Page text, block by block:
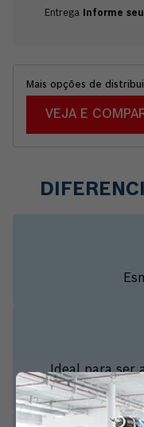
Entrega Informe
Mais opções de
VEJA E
Ideal para ser